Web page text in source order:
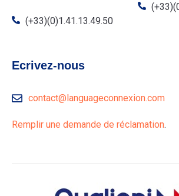
(+33)(0)1.41.13.49.50
Ecrivez-nous
contact@languageconnexion.com
Remplir une demande de réclamation.